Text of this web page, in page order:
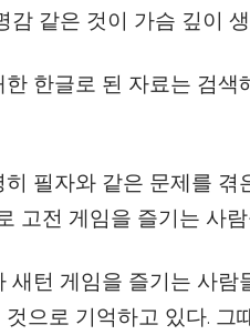
감 같은 것이 가슴 깊이
한글로 된 자료는 검
필자와 같은 문제를
고전 게임을 즐기는 사
새턴 게임을 즐기는 사
으로 기억하고 있다.